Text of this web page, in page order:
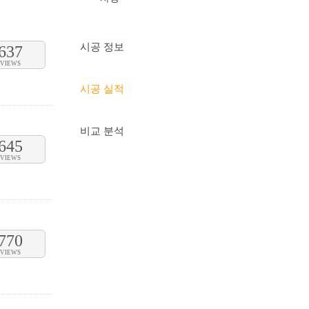
시공 정보
시공 실적
비교 분석
VIEWS
VIEWS
VIEWS